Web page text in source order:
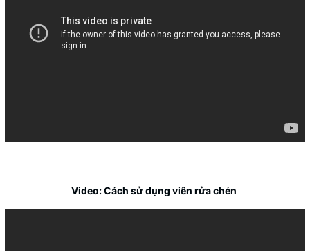
Video: Cách sử dụng viên rửa chén